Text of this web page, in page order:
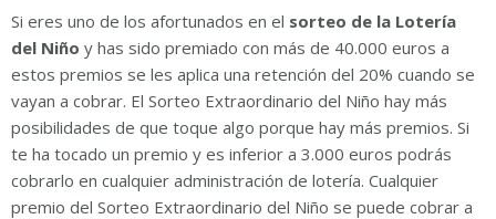
Si eres uno de los afortunados en el sorteo de la Lotería
del Niño y has sido premiado con más de 40.000 euros a
estos premios se les aplica una retención del 20% cuando se
vayan a cobrar. El Sorteo Extraordinario del Niño hay más
posibilidades de que toque algo porque hay más premios. Si
te ha tocado un premio y es inferior a 3.000 euros podrás
cobrarlo en cualquier administración de lotería. Cualquier
premio del Sorteo Extraordinario del Niño se puede cobrar a